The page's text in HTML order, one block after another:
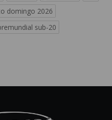
domingo 2026
sub-20